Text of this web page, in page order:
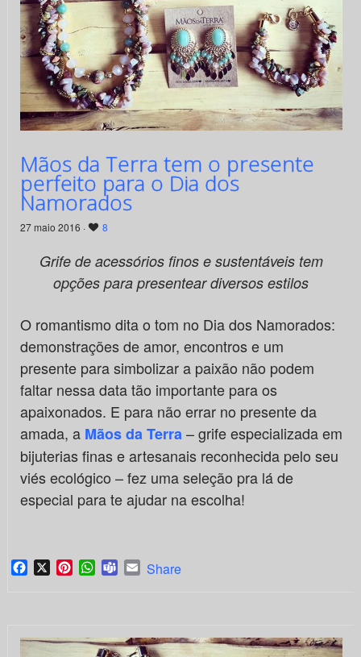
Mãos da Terra tem o presente
perfeito para o Dia dos
Namorados
27 maio 2016 · 8
Grife de acessórios finos e sustentáveis tem
opções para presentear diversos estilos
O romantismo dita o tom no Dia dos Namorados:
demonstrações de amor, encontros e um
presente para simbolizar a paixão não podem
faltar nessa data tão importante para os
apaixonados. E para não errar no presente da
amada, a Mãos da Terra– grife especializada em
bijuterias finas e artesanais reconhecida pelo seu
viés ecológico – fez uma seleção pra lá de
especial para te ajudar na escolha!
Facebook
X PinterestWhatsApp
TeamsEmail
Share